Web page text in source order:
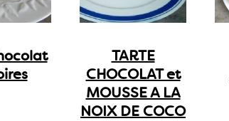
TARTE
CHOCOLAT et
MOUSSE A LA
NOIX DE COCO